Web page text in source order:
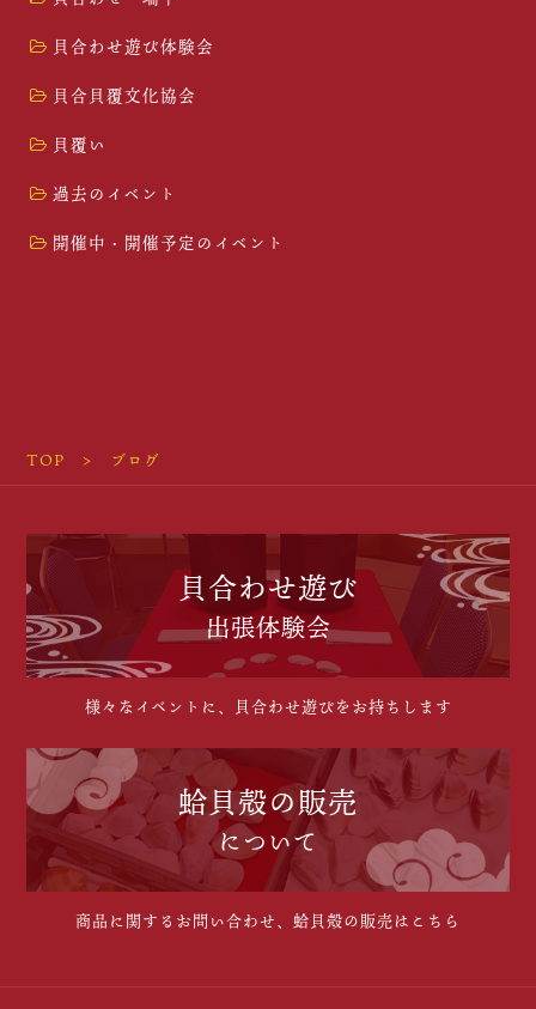
貝合わせ遊び体験会
貝合貝覆文化協会
貝覆い
過去のイベント
開催中・開催予定のイベント
TOP ブログ
貝合わせ遊び
出張体験会
様々なイベントに、貝合わせ遊びをお持ちします
蛤貝殻の販売
について
商品に関するお問い合わせ、蛤貝殻の販売はこちら